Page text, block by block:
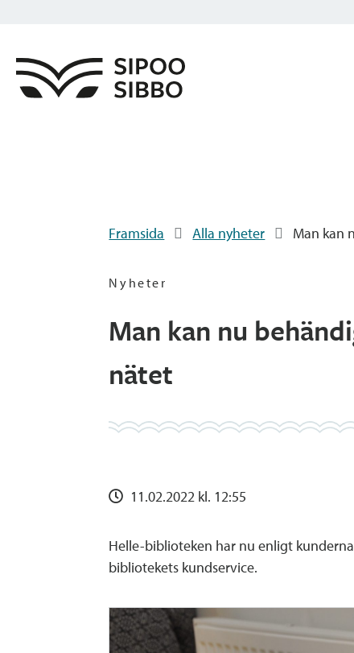
Framsida Alla nyheter Man kan
Nyheter
Man kan nu
nätet
11.02.2022 kl. 12:55
Helle-biblioteken har nu enligt
bibliotekets kundservice.